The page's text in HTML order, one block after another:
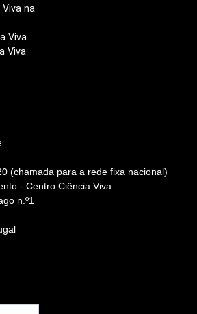
Viva na
Viva
Viva
(chamada para a rede fixa nacional)
- Centro Ciência Viva
n.º1